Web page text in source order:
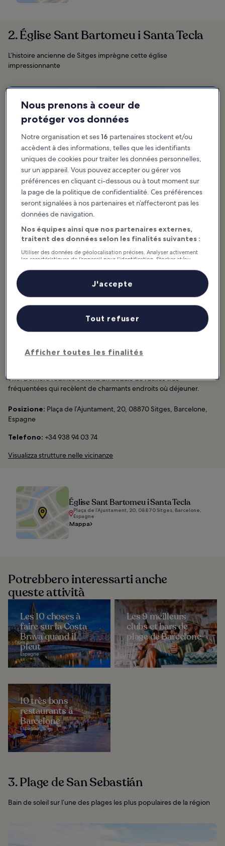
2. Église Sant Bartomeu i Santa Tecla
L’histoire ancienne de Sitges imprègne cette église
impressionnante
Foto diEnric(CC BY-SA 4.0) modificata
Ideale per:Storia, Foto
L’église de style baroque Sant Bartomeu i Santa Tecla est l’un des
monuments les plus saisissants de Sitges. Connue localement sous
le nom de La Punta (« la pointe »), elle remonte au XVIIe siècle.
Lorsque vous aurez gravi le long escalier, vous serez récompensé
par une vue magnifique sur la plage voisine et la ville environnante.
Les visites de l’église ont lieu le premier samedi du mois (de mai à
octobre). Ces visites comprennent également une découverte
ville. Derrière l’édifice s’étend un dédale de ruelles très
fréquentées qui recèlent de charmants endroits où déjeuner.
Posizione: Plaça de l’Ajuntament, 20, 08870 Sitges, Barcelone,
Espagne
Telefono: +34 938 94 03 74
Visualizza strutture nelle vicinanze
Église Sant Bartomeu i Santa Tecla
Plaça de l’Ajuntament, 20, 08870 Sitges, Barcelone,
Espagne
Mappa
Potrebbero interessarti anche
queste attività
Les 10 choses à
faire sur la Costa
Brava quand il
pleut
Espagne
Les 9 meilleurs
clubs et bars de
plage de Barcelone
Espagne
10 très bons
restaurants à
Barcelone
Espagne
3. Plage de San Sebastián
Bain de soleil sur l’une des plages les plus populaires de la région
Nous prenons à coeur de
protéger vos données
Notre organisation et ses16 partenaires stockent et/ou
accèdent à des informations, telles que les identifiants
uniques de cookies pour traiter les données personnelles,
sur un appareil. Vous pouvez accepter ou gérer vos
préférences en cliquant ci-dessous ou à tout moment sur
la page de la politique de confidentialité. Ces préférences
seront signalées à nos partenaires et n’affecteront pas les
données de navigation.
Nos équipes ainsi que nos partenaires externes,
traitent des données selon les finalités suivantes :
Utiliser des données de géolocalisation précises. Analyser activement
les caractéristiques de l’appareil pour l’identification. Stocker et/ou
personnalisés, mesure de performance des publicités et du contenu,
études d’audience et développement de services.
Liste de nos partenaires (fournisseurs)
Afficher toutes les finalités
Tout refuser
J'accepte